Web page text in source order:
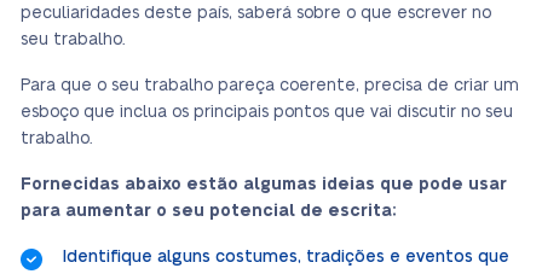
peculiaridades deste país, saberá sobre o que escrever no
seu trabalho.
Para que o seu trabalho pareça coerente, precisa de criar um
esboço que inclua os principais pontos que vai discutir no seu
trabalho.
Fornecidas abaixo estão algumas ideias que pode usar
para aumentar o seu potencial de escrita:
Identifique alguns costumes, tradições e eventos que